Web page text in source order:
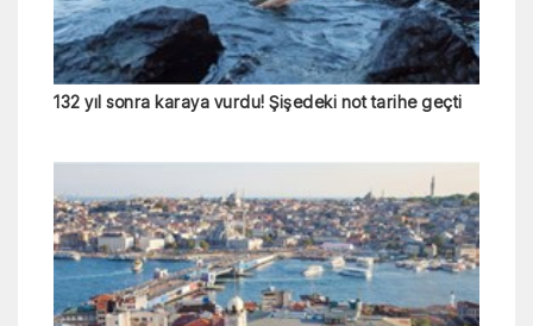
132 yıl sonra karaya vurdu! Şişedeki not tarihe geçti